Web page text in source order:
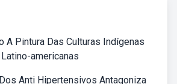
A Pintura Das Culturas Indígenas
americanas
Anti Hipertensivos Antagoniza